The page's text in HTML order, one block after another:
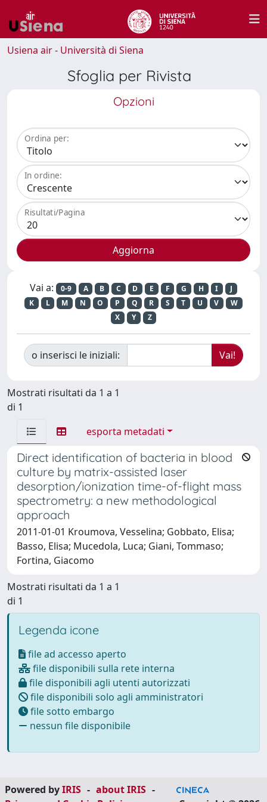
Usiena air - Università di Siena
Sfoglia per Rivista
Opzioni
Ordina per:
In ordine:
Risultati/Pagina
Vai a: 0-9 A B C D E F G H I
J
K
L M N O P Q R S T U V
W
X
Y Z
o inserisci le iniziali:
Mostrati risultati da 1 a 1
di 1
esporta metadati
Direct identification of bacteria in blood
culture by matrix-assisted laser
desorption/ionization time-of-flight mass
spectrometry: a new methodological
approach
2011-01-01 Kroumova, Vesselina; Gobbato, Elisa;
Basso, Elisa; Mucedola, Luca; Giani, Tommaso;
Fortina, Giacomo
Mostrati risultati da 1 a 1
di 1
Legenda icone
file ad accesso aperto
file disponibili sulla rete interna
file disponibili agli utenti autorizzati
file disponibili solo agli amministratori
file sotto embargo
nessun file disponibile
Powered byIRIS - about IRIS -